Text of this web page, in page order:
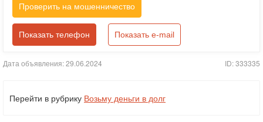
Проверить на мошенничество
Показать телефон Показать e-mail
Дата объявления: 29.06.2024 ID: 333335
Перейти в рубрику Возьму деньги в долг